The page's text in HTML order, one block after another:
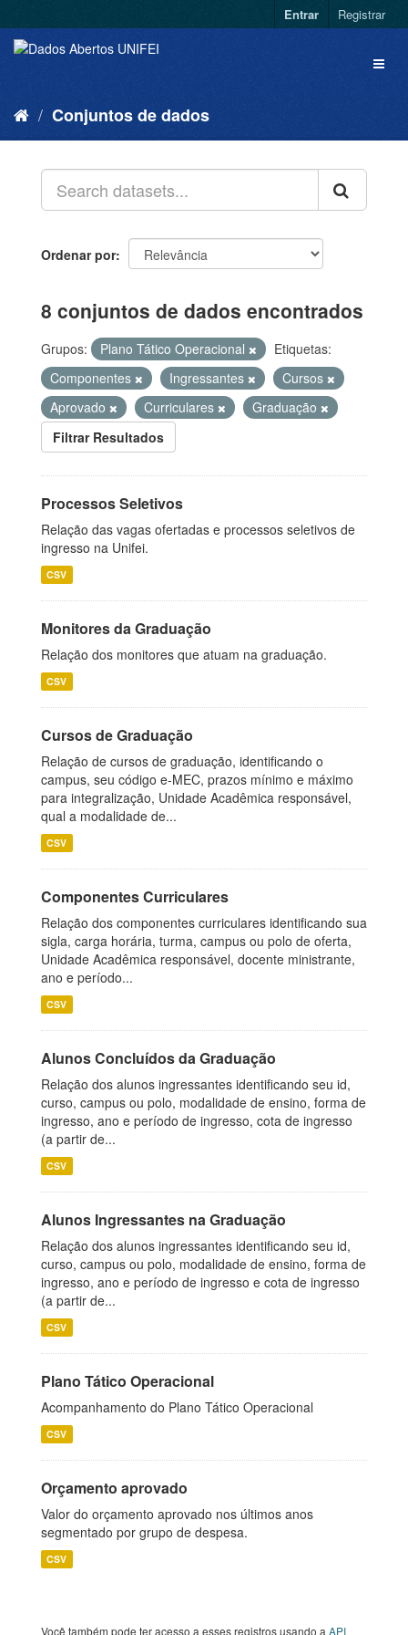
Entrar Registrar
Conjuntos de dados
Ordenar por
8 conjuntos de dados encontrados
Grupos: Plano Tático Operacional
Etiquetas:
Componentes
Ingressantes
Cursos
Aprovado
Curriculares
Graduação
Filtrar Resultados
Processos Seletivos
Relação das vagas ofertadas e processos seletivos de
ingresso na Unifei.
CSV
Monitores da Graduação
Relação dos monitores que atuam na graduação.
CSV
Cursos de Graduação
Relação de cursos de graduação, identificando o
campus, seu código e-MEC, prazos mínimo e máximo
para integralização, Unidade Acadêmica responsável,
qual a modalidade de...
CSV
Componentes Curriculares
Relação dos componentes curriculares identificando sua
sigla, carga horária, turma, campus ou polo de oferta,
Unidade Acadêmica responsável, docente ministrante,
ano e período...
CSV
Alunos Concluídos da Graduação
Relação dos alunos ingressantes identificando seu id,
curso, campus ou polo, modalidade de ensino, forma de
ingresso, ano e período de ingresso, cota de ingresso
(a partir de...
CSV
Alunos Ingressantes na Graduação
Relação dos alunos ingressantes identificando seu id,
curso, campus ou polo, modalidade de ensino, forma de
ingresso, ano e período de ingresso e cota de ingresso
(a partir de...
CSV
Plano Tático Operacional
Acompanhamento do Plano Tático Operacional
CSV
Orçamento aprovado
Valor do orçamento aprovado nos últimos anos
segmentado por grupo de despesa.
CSV
Você também pode ter acesso a esses registros usando a API